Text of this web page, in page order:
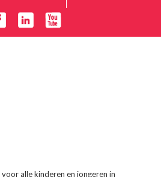
voor alle kinderen en jongeren in